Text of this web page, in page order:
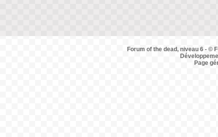
Forum of the dead, niveau 6 - ©
Page